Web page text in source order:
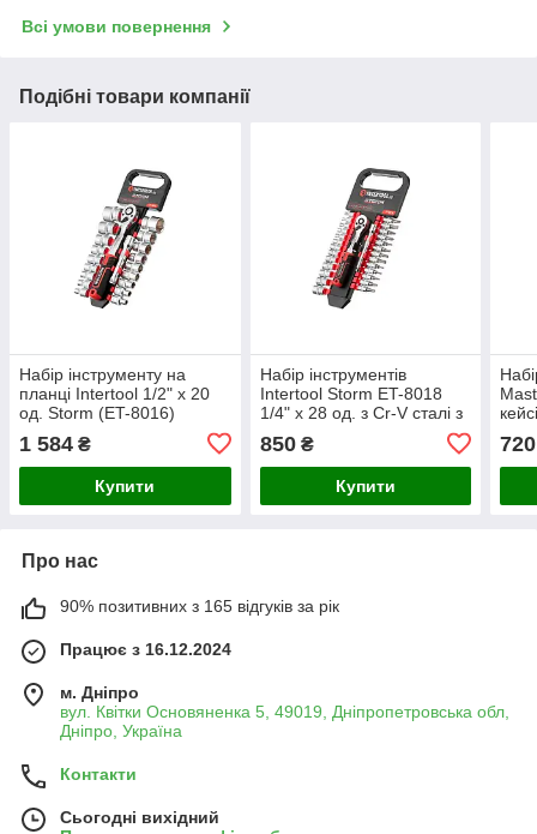
Всі умови повернення
Подібні товари компанії
Набір інструменту на
планці Intertool 1/2" x 20
од. Storm (ET-8016)
1 584 ₴
Купити
Набір інструментів
Intertool Storm ET-8018
1/4" x 28 од. з Cr-V сталі з
тріскачкою, подовжувачем
і головками SL
850₴
Купити
720
Про нас
90% позитивних з 165 відгуків за рік
Працює з 16.12.2024
м. Дніпро
вул. Квітки Основяненка 5, 49019, Дніпропетровська обл,
Дніпро, Україна
Контакти
Сьогодні вихідний